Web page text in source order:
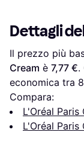
Dettagli
Il prezzo più
Cream è 7,77 €.
economica tra 8
Compara:
L'Oréal Paris
L'Oréal Paris